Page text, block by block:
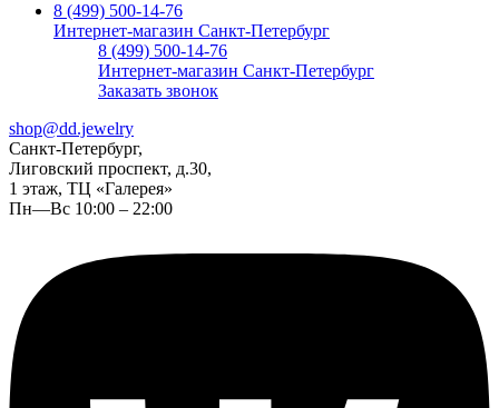
8 (499) 500-14-76
Интернет-магазин Санкт-Петербург
8 (499) 500-14-76
Интернет-магазин Санкт-Петербург
Заказать звонок
shop@dd.jewelry
Санкт-Петербург,
Лиговский проспект, д.30,
1 этаж, ТЦ «Галерея»
Пн—Вс 10:00 – 22:00